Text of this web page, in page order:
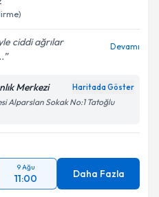
ilişkin
Aydınlatma
verilerimin belirtilen
Gönder
ciddi ağrılar
Devamı
Merkezi Haritada Göster
Alparslan Sokak No:1 Tatoğlu
9 Ağu
11:00 Daha Fazla